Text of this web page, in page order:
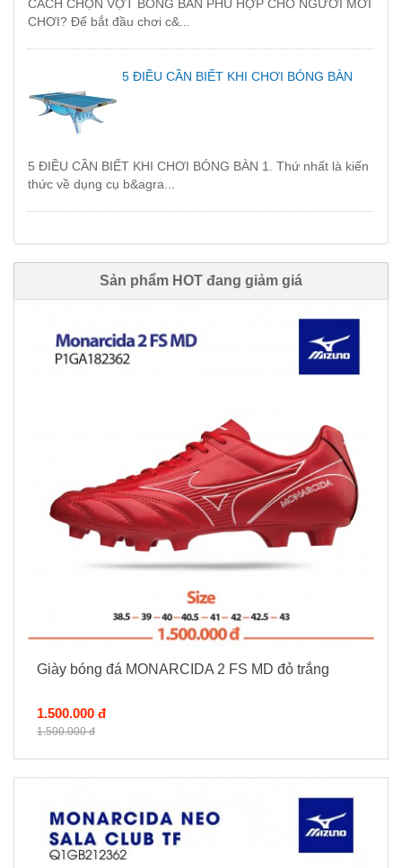
CÁCH CHỌN VỢT BÓNG BÀN PHÙ HỢP CHO NGƯỜI MỚI
CHƠI? Để bắt đầu chơi c&...
5 ĐIỀU CẦN BIẾT KHI CHƠI BÓNG BÀN
5 ĐIỀU CẦN BIẾT KHI CHƠI BÓNG BÀN 1. Thứ nhất là kiến
thức về dụng cụ b&agra...
Sản phẩm HOT đang giảm giá
Giày bóng đá MONARCIDA 2 FS MD đỏ trắng
1.500.000 đ
1.500.000 đ